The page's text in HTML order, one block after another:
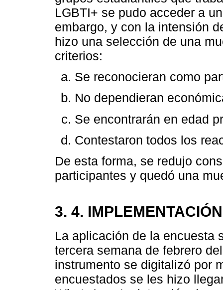
LGBTI+ se pudo acceder a
embargo, y con la intensión
hizo una selección de una
criterios:
Se reconocieran como
No dependieran
Se encontrarán en edad
Contestaron todos los
De esta forma, se redujo
participantes y quedó una
3. 4. IMPLEMENTACIÓN
La aplicación de la encuesta
tercera semana de febrero
instrumento se digitalizó por
encuestados se les hizo